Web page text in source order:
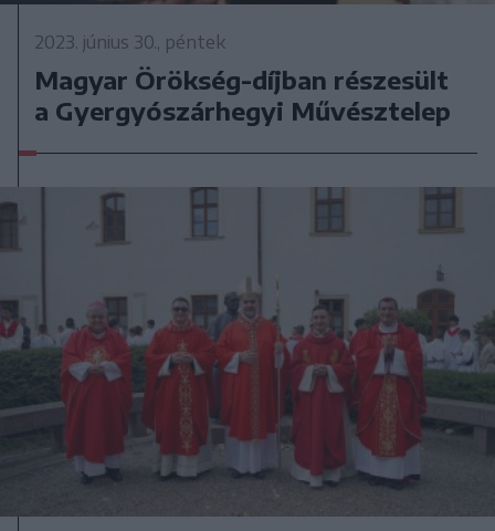
2023. június 30., péntek
Magyar Örökség-díjban részesült
a Gyergyószárhegyi Művésztelep